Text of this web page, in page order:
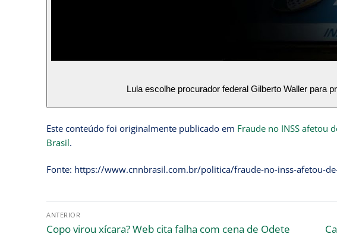
Lula escolhe procurador federal Gilberto Waller para
Este conteúdo foi originalmente publicado em Fraude no INSS afetou
Brasil.
Fonte: https://www.cnnbrasil.com.br/politica/fraude-no-inss-afetou-
ANTERIOR
Copo virou xícara? Web cita falha com cena de Odete